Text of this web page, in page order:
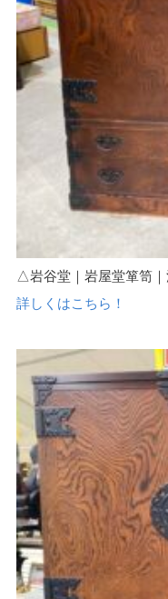
△岩谷堂｜岩屋堂箪笥
詳しくはこちら！